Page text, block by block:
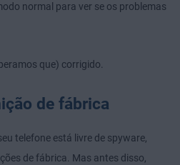
normal para ver se os problemas
que) corrigido.
de fábrica
telefone está livre de spyware,
de fábrica. Mas antes disso,